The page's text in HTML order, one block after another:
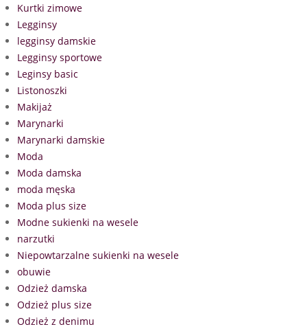
Kurtki zimowe
Legginsy
legginsy damskie
Legginsy sportowe
Leginsy basic
Listonoszki
Makijaż
Marynarki
Marynarki damskie
Moda
Moda damska
moda męska
Moda plus size
Modne sukienki na wesele
narzutki
Niepowtarzalne sukienki na wesele
obuwie
Odzież damska
Odzież plus size
Odzież z denimu